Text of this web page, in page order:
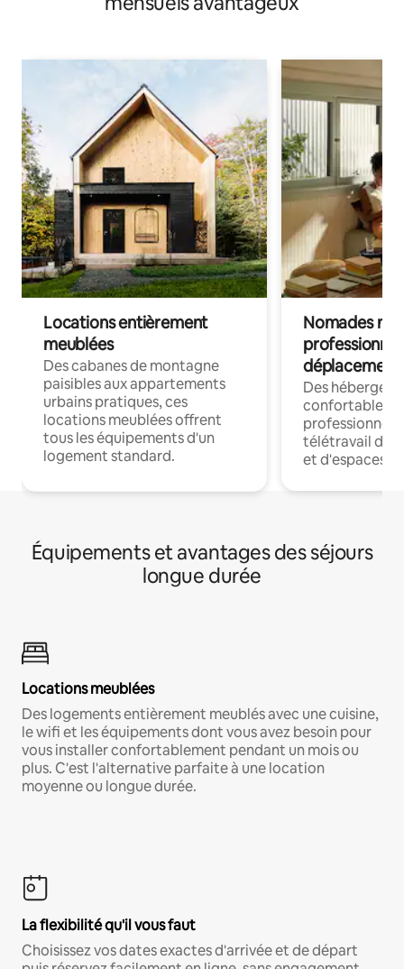
Locations entièrement
meublées
Des cabanes de montagne
paisibles aux appartements
urbains pratiques, ces
locations meublées offrent
tous les équipements d'un
logement standard.
Nomades
déplacement
Des
confortables
professionnels
télétravail
et d'espaces
Équipements et avantages des séjours
longue durée
Locations meublées
Des logements entièrement meublés avec une cuisine,
le wifi et les équipements dont vous avez besoin pour
vous installer confortablement pendant un mois ou
plus. C'est l'alternative parfaite à une location
moyenne ou longue durée.
La flexibilité qu'il vous faut
Choisissez vos dates exactes d'arrivée et de départ